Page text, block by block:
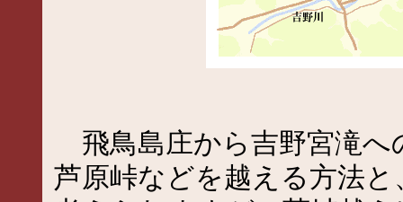
飛鳥島庄から吉野宮滝へ
芦原峠などを越える方法